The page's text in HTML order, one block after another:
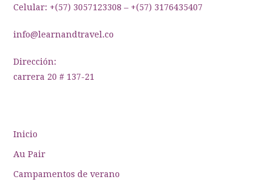
Celular: +(57) 3057123308 – +(57) 3176435407
info@learnandtravel.co
Dirección:
carrera 20 # 137-21
Inicio
Au Pair
Campamentos de verano